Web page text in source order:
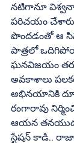
నటిగానూ విశ్వనాథ్‌
పరిచయం చేశారు.
పొందడంతో ఆ
పాత్రలో
ఘనవిజయం
అవకాశాలు
అభినయానికి
రంగారావు
ఆయన తనయుడు మాస్టర్‌
స్టేషన్‌ కాడి.. రాజాలింగో..’’ పాట పాడి యావత్‌